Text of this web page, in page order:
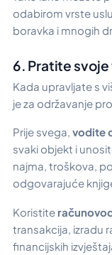
odabirom vrste
boravka i mnogih
6. Pratite
Kada upravljate s
je za održavanje
Prije svega, vodite
svaki objekt i
najma, troškova,
odgovarajuće
Koristite
transakcija, izradu
financijskih